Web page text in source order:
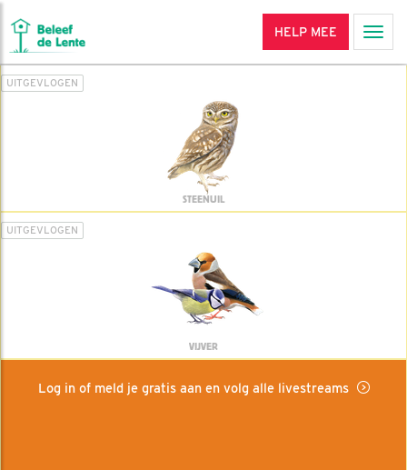
HELP MEE
UITGEVLOGEN
STEENUIL
UITGEVLOGEN
VIJVER
Log in of meld je gratis aan en volg alle livestreams